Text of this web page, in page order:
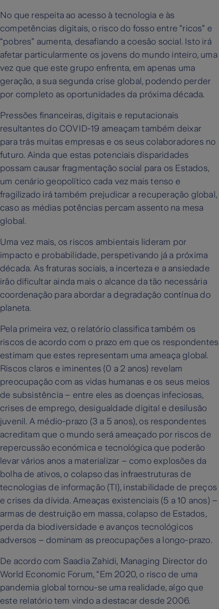
No que respeita ao acesso à tecnologia e às
competências digitais, o risco do fosso entre “ricos” e
“pobres” aumenta, desafiando a coesão social. Isto irá
afetar particularmente os jovens do mundo inteiro, uma
vez que que este grupo enfrenta, em apenas uma
geração, a sua segunda crise global, podendo perder
por completo as oportunidades da próxima década.
Pressões financeiras, digitais e reputacionais
resultantes do COVID-19 ameaçam também deixar
para trás muitas empresas e os seus colaboradores no
futuro. Ainda que estas potenciais disparidades
possam causar fragmentação social para os Estados,
um cenário geopolítico cada vez mais tenso e
fragilizado irá também prejudicar a recuperação global,
caso as médias potências percam assento na mesa
global.
Uma vez mais, os riscos ambientais lideram por
impacto e probabilidade, perspetivando já a próxima
década. As fraturas sociais, a incerteza e a ansiedade
irão dificultar ainda mais o alcance da tão necessária
coordenação para abordar a degradação contínua do
planeta.
Pela primeira vez, o relatório classifica também os
riscos de acordo com o prazo em que os respondentes
estimam que estes representam uma ameaça global.
Riscos claros e iminentes (0 a 2 anos) revelam
preocupação com as vidas humanas e os seus meios
de subsistência – entre eles as doenças infeciosas,
crises de emprego, desigualdade digital e desilusão
juvenil. A médio-prazo (3 a 5 anos), os respondentes
acreditam que o mundo será ameaçado por riscos de
repercussão económica e tecnológica que poderão
levar vários anos a materializar – como explosões da
bolha de ativos, o colapso das infraestruturas de
tecnologias de informação (TI), instabilidade de preços
e crises da dívida. Ameaças existenciais (5 a 10 anos) –
armas de destruição em massa, colapso de Estados,
perda da biodiversidade e avanços tecnológicos
adversos – dominam as preocupações a longo-prazo.
De acordo com Saadia Zahidi, Managing Director do
World Economic Forum, “Em 2020, o risco de uma
pandemia global tornou-se uma realidade, algo que
este relatório tem vindo a destacar desde 2006.